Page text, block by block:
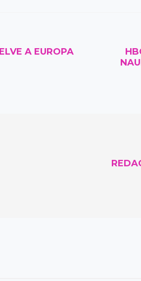
A EUROPA